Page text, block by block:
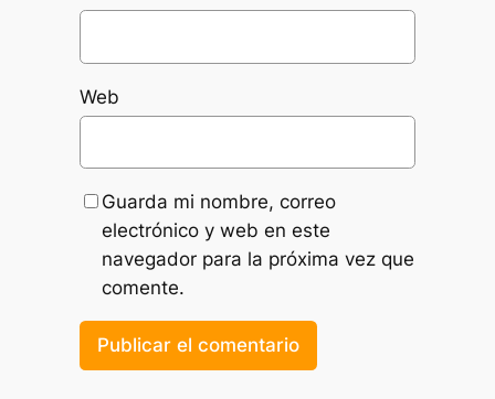
Web
Guarda mi nombre, correo
electrónico y web en este
navegador para la próxima vez que
comente.